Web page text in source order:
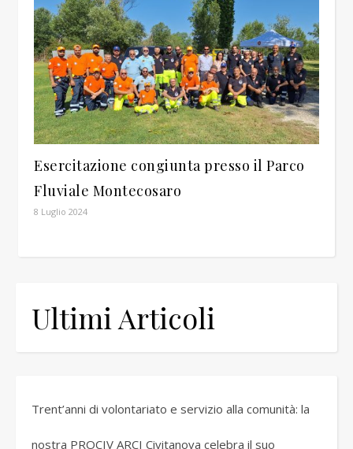
Esercitazione congiunta presso il Parco
Fluviale Montecosaro
8 Luglio 2024
Ultimi Articoli
Trent’anni di volontariato e servizio alla comunità: la
nostra PROCIV ARCI Civitanova celebra il suo